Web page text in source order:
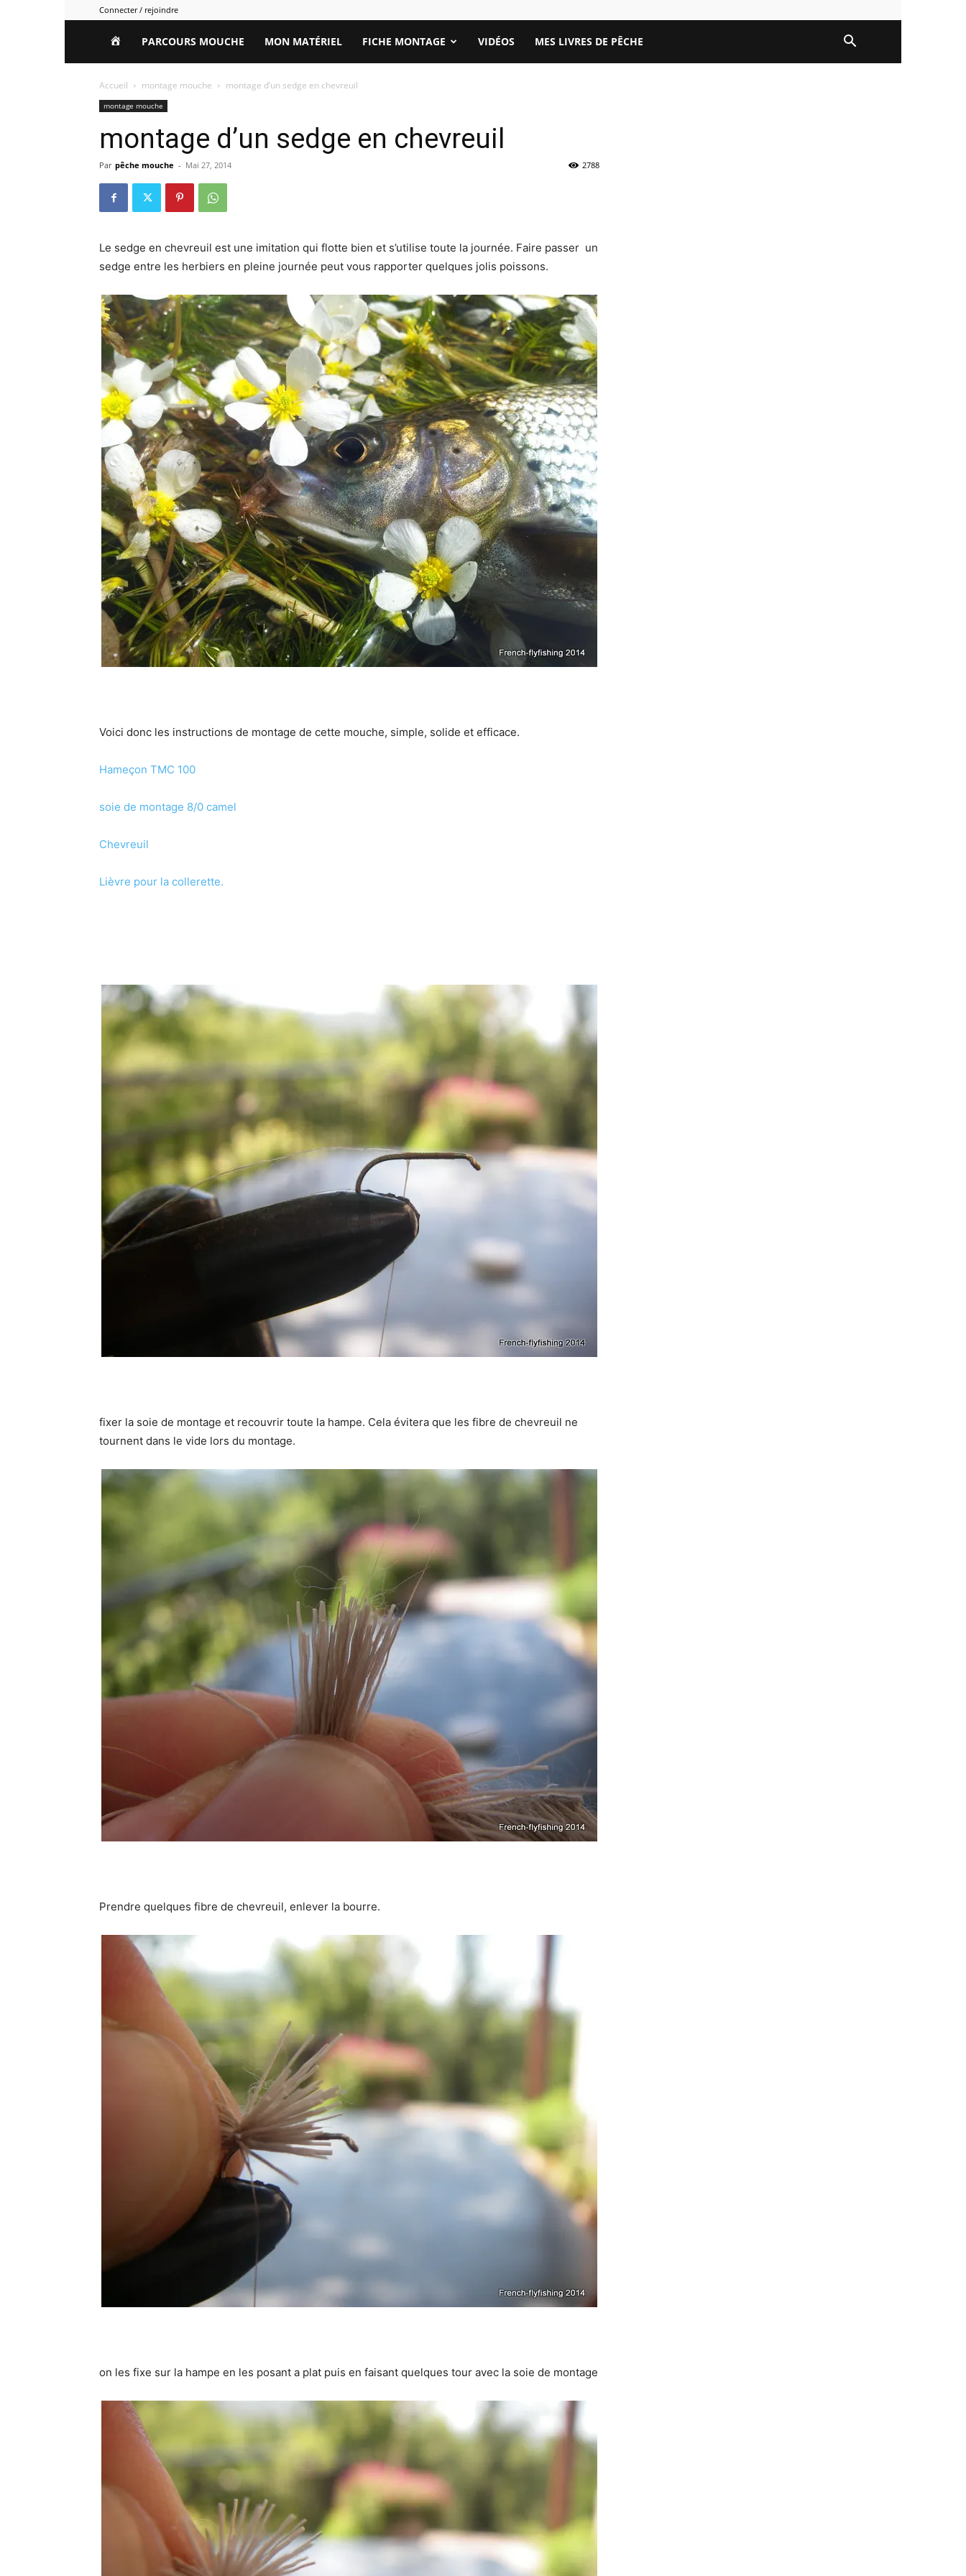
Connecter / rejoindre
HOMEPARCOURS MOUCHE MON MATÉRIEL FICHE MONTAGE VIDÉOS MES LIVRES DE PÊCHE
Accueil montage mouche montage d’un sedge en chevreuil
montage mouche
montage d’un sedge en chevreuil
Par pêche mouche - Mai 27, 2014 2788
Le sedge en chevreuil est une imitation qui flotte bien et s’utilise toute la journée. Faire passer un
sedge entre les herbiers en pleine journée peut vous rapporter quelques jolis poissons.
Voici donc les instructions de montage de cette mouche, simple, solide et efficace.
Hameçon TMC 100
soie de montage 8/0 camel
Chevreuil
Lièvre pour la collerette.
fixer la soie de montage et recouvrir toute la hampe. Cela évitera que les fibre de chevreuil ne
tournent dans le vide lors du montage.
Prendre quelques fibre de chevreuil, enlever la bourre.
on les fixe sur la hampe en les posant a plat puis en faisant quelques tour avec la soie de montage